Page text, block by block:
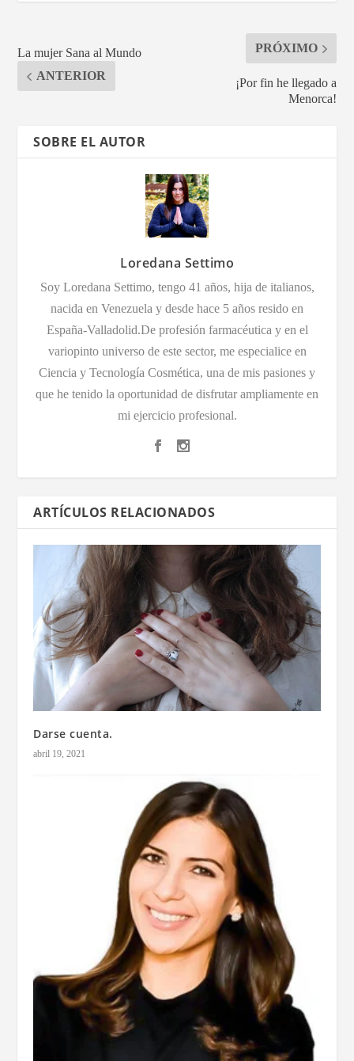
La mujer Sana al Mundo
ANTERIOR
PRÓXIMO
¡Por fin he llegado a
Menorca!
SOBRE EL AUTOR
Loredana Settimo
Soy Loredana Settimo, tengo 41 años, hija de italianos,
nacida en Venezuela y desde hace 5 años resido en
España-Valladolid.De profesión farmacéutica y en el
variopinto universo de este sector, me especialice en
Ciencia y Tecnología Cosmética, una de mis pasiones y
que he tenido la oportunidad de disfrutar ampliamente en
mi ejercicio profesional.
ARTÍCULOS RELACIONADOS
Darse cuenta.
abril 19, 2021